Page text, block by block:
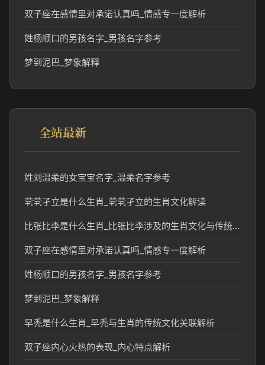
双子座在感情里对承诺认真吗_情感专一度解析
姓杨顺口的男孩名字_男孩名字参考
梦到泥巴_梦象解释
全站最新
姓刘温柔的女宝宝名字_温柔名字参考
茕茕孑立是什么生肖_茕茕孑立的生肖文化解读
比张比李是什么生肖_比张比李涉及的生肖文化与传统解读
双子座在感情里对承诺认真吗_情感专一度解析
姓杨顺口的男孩名字_男孩名字参考
梦到泥巴_梦象解释
早秃是什么生肖_早秃与生肖的传统文化关联解析
双子座内心火热的表现_内心特点解析